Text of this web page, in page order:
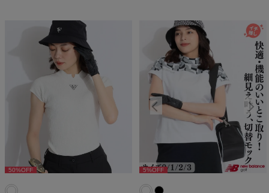
50%OFF
5%OFF 5%OFF